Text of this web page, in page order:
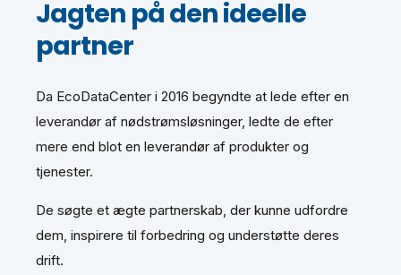
Jagten på den ideelle
partner
Da EcoDataCenter i 2016 begyndte at lede efter en
leverandør af nødstrømsløsninger, ledte de efter
mere end blot en leverandør af produkter og
tjenester.
De søgte et ægte partnerskab, der kunne udfordre
dem, inspirere til forbedring og understøtte deres
drift.